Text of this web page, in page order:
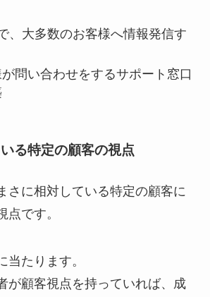
、大多数のお客様へ情報発信す
問い合わせをするサポート窓口
いる特定の顧客の視点
さに相対している特定の顧客に
点です。
当たります。
が顧客視点を持っていれば、成